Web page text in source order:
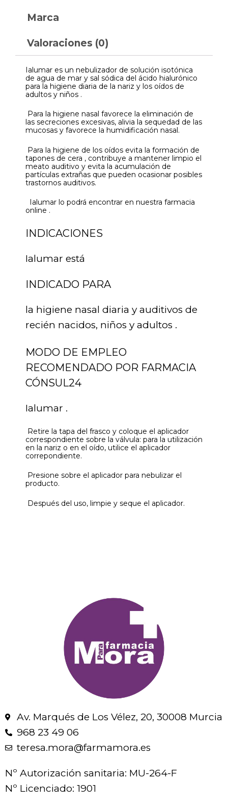
Marca
Valoraciones (0)
Ialumar es un nebulizador de solución isotónica
de agua de mar y sal sódica del ácido hialurónico
para la higiene diaria de la nariz y los oídos de
adultos y niños .
Para la higiene nasal favorece la eliminación de
las secreciones excesivas, alivia la sequedad de las
mucosas y favorece la humidificación nasal.
Para la higiene de los oídos evita la formación de
tapones de cera , contribuye a mantener limpio el
meato auditivo y evita la acumulación de
partículas extrañas que pueden ocasionar posibles
trastornos auditivos.
Ialumar lo podrá encontrar en nuestra farmacia
online .
INDICACIONES
Ialumar está
INDICADO PARA
la higiene nasal diaria y auditivos de
recién nacidos, niños y adultos .
MODO DE EMPLEO
RECOMENDADO POR FARMACIA
CÓNSUL24
Ialumar .
Retire la tapa del frasco y coloque el aplicador
correspondiente sobre la válvula: para la utilización
en la nariz o en el oído, utilice el aplicador
correpondiente.
Presione sobre el aplicador para nebulizar el
producto.
Después del uso, limpie y seque el aplicador.
Av. Marqués de Los Vélez, 20, 30008 Murcia
968 23 49 06
teresa.mora@farmamora.es
Nº Autorización sanitaria: MU-264-F
Nº Licenciado: 1901